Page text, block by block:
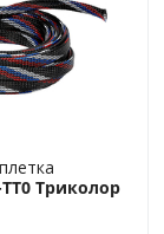
Триколор